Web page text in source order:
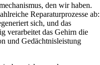
den wir haben.
Reparaturprozesse ab:
sich, und das
verarbeitet das Gehirn die
und Gedächtnisleistung